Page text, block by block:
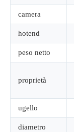
camera
hotend
peso netto
proprietà
ugello
diametro